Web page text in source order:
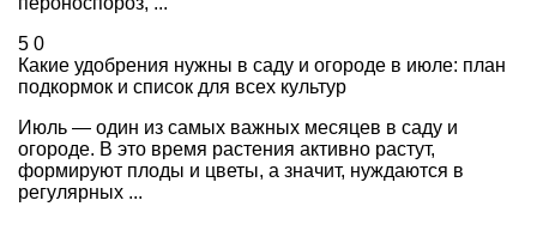
5 0
Какие удобрения нужны в саду и огороде в июле: план
подкормок и список для всех культур
Июль — один из самых важных месяцев в саду и
огороде. В это время растения активно растут,
формируют плоды и цветы, а значит, нуждаются в
регулярных ...